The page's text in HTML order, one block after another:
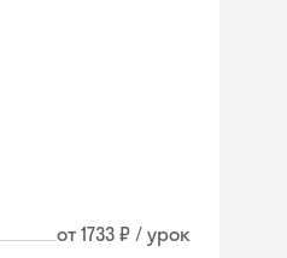
от 1733 ₽ / урок